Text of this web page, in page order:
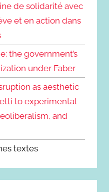
de solidarité avec
et en action dans
the government’s
under Faber
as aesthetic
to experimental
and
textes